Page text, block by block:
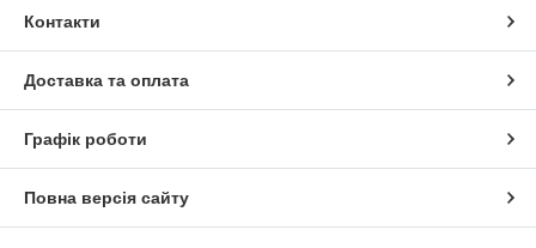
Контакти
Доставка та оплата
Графік роботи
Повна версія сайту